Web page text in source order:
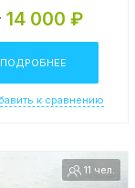
14 000 ₽
ПОДРОБНЕЕ
к сравнению
11 чел.